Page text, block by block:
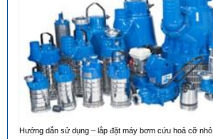
Hướng dẫn sử dụng – lắp đặt máy bơm cứu hoả cỡ nhỏ